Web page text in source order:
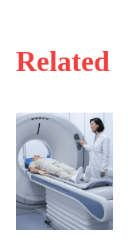
Related